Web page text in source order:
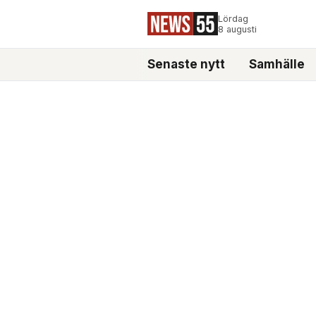
Lördag
8 augusti
Senaste nytt Samhälle